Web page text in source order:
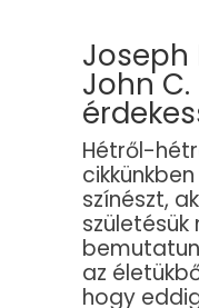
Joseph
John C.
Hétről-
színészt,
az
hogy